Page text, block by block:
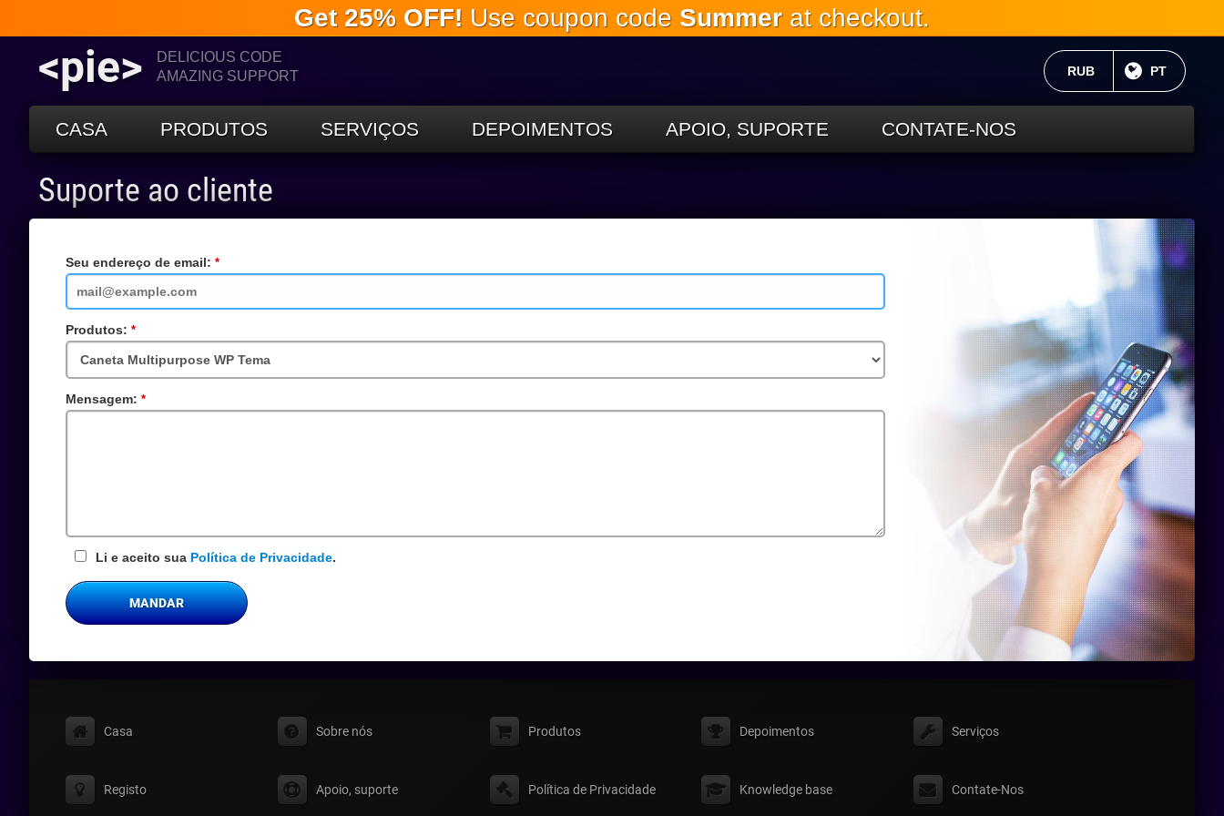
Ir para o
conteúdo
Get 25% OFF! Use coupon code Summerat checkout.
<pie>
DELICIOUS CODE
AMAZING SUPPORT
LÍNGUA
PT
MOEDA ATUAL:
RUB
CASA PRODUTOS SERVIÇOS DEPOIMENTOS APOIO, SUPORTE CONTATE-NOS
Suporte ao cliente
Seu endereço de email:
obrigatório
Produtos:
obrigatório
Mensagem:
obrigatório
Li e aceito sua Política de Privacidade.
MANDAR
Casa Sobre nós Produtos Depoimentos Serviços
Registo Apoio, suporte Política de Privacidade Knowledge base Contate-Nos